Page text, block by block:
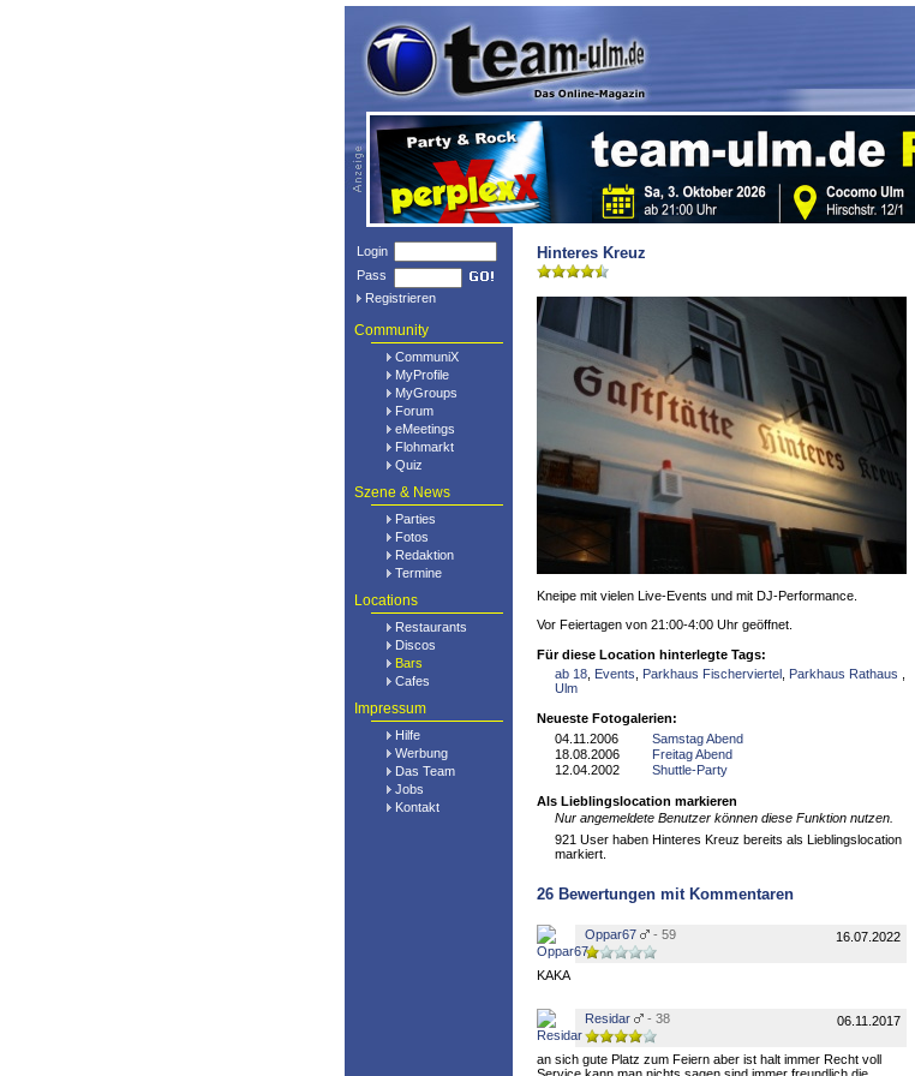
Login
Pass
Registrieren
Community
CommuniX
MyProfile
MyGroups
Forum
eMeetings
Flohmarkt
Quiz
Szene & News
Parties
Fotos
Redaktion
Termine
Locations
Restaurants
Discos
Bars
Cafes
Impressum
Hilfe
Werbung
Das Team
Jobs
Kontakt
Hinteres Kreuz
Kneipe mit vielen Live-Events und mit DJ-Performance.
Vor Feiertagen von 21:00-4:00 Uhr geöffnet.
Für diese Location hinterlegte Tags:
ab 18 Events Parkhaus Fischerviertel Parkhaus Rathaus
Ulm
Neueste Fotogalerien:
04.11.2006
Samstag Abend
18.08.2006
Freitag Abend
12.04.2002
Shuttle-Party
Als Lieblingslocation markieren
Nur angemeldete Benutzer können diese Funktion nutzen.
921 User haben Hinteres Kreuz bereits als Lieblingslocation
markiert.
26 Bewertungen mit Kommentaren
Oppar67 - 59 16.07.2022
KAKA
Residar - 38 06.11.2017
an sich gute Platz zum Feiern aber ist halt immer Recht voll